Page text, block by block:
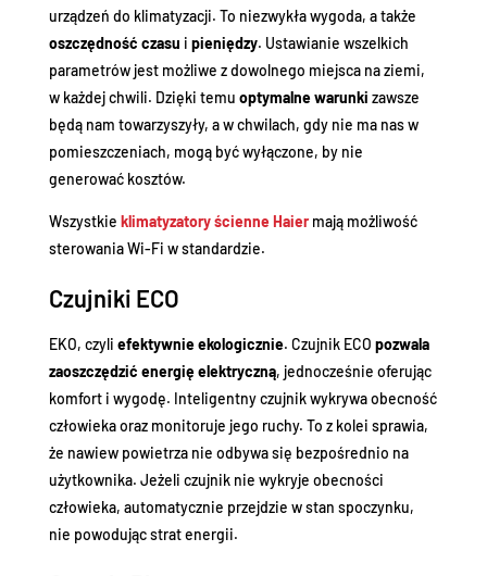
urządzeń do klimatyzacji. To niezwykła wygoda, a także
oszczędność czasu i pieniędzy. Ustawianie wszelkich
parametrów jest możliwe z dowolnego miejsca na ziemi,
w każdej chwili. Dzięki temu optymalne warunki zawsze
będą nam towarzyszyły, a w chwilach, gdy nie ma nas w
pomieszczeniach, mogą być wyłączone, by nie
generować kosztów.
Wszystkie klimatyzatory ścienne Haiermają możliwość
sterowania Wi-Fi w standardzie.
Czujniki ECO
EKO, czyli efektywnie ekologicznie. Czujnik ECO pozwala
zaoszczędzić energię elektryczną, jednocześnie oferując
komfort i wygodę. Inteligentny czujnik wykrywa obecność
człowieka oraz monitoruje jego ruchy. To z kolei sprawia,
że nawiew powietrza nie odbywa się bezpośrednio na
użytkownika. Jeżeli czujnik nie wykryje obecności
człowieka, automatycznie przejdzie w stan spoczynku,
nie powodując strat energii.